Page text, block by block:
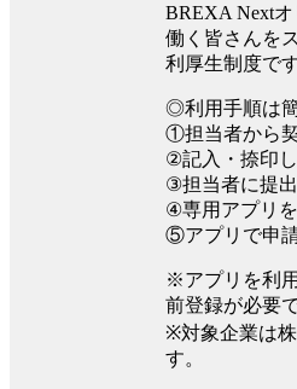
BREXA Next
働く皆さんを
利厚生制度です
◎利用手順は
①担当者から
②記入・捺印
③担当者に提
④専用アプリ
⑤アプリで申
※アプリを利
前登録が必要で
※対象企業は
す。